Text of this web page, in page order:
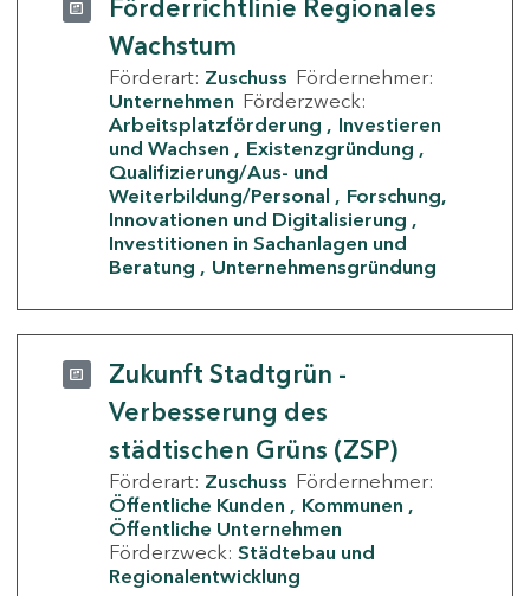
Förderrichtlinie Regionales
Wachstum
Förderart: Zuschuss Fördernehmer:
Unternehmen Förderzweck:
Arbeitsplatzförderung
Investieren
und Wachsen
Existenzgründung
Qualifizierung/Aus- und
Weiterbildung/Personal
Forschung,
Innovationen und Digitalisierung
Investitionen in Sachanlagen und
Beratung
Unternehmensgründung
Zukunft Stadtgrün -
Verbesserung des
städtischen Grüns (ZSP)
Förderart: Zuschuss Fördernehmer:
Öffentliche Kunden
Kommunen
Öffentliche Unternehmen
Förderzweck: Städtebau und
Regionalentwicklung